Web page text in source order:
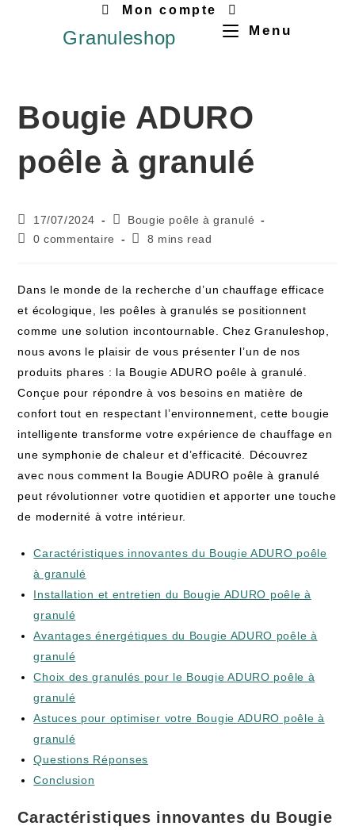
Mon compte
Granuleshop Menu
Bougie ADURO
poêle à granulé
17/07/2024
Bougie poêle à granulé
0 commentaire
8 mins read
Dans le monde de la recherche d’un chauffage efficace
et écologique, les poêles à granulés se positionnent
comme une solution incontournable. Chez Granuleshop,
nous avons le plaisir de vous présenter l’un de nos
produits phares : la Bougie ADURO poêle à granulé.
Conçue pour répondre à vos besoins en matière de
confort tout en respectant l’environnement, cette bougie
intelligente transforme votre expérience de chauffage en
une symphonie de chaleur et d’efficacité. Découvrez
avec nous comment la Bougie ADURO poêle à granulé
peut révolutionner votre quotidien et apporter une touche
de modernité à votre intérieur.
Caractéristiques innovantes du Bougie ADURO poêle
à granulé
Installation et entretien du Bougie ADURO poêle à
granulé
Avantages énergétiques du Bougie ADURO poêle à
granulé
Choix des granulés pour le Bougie ADURO poêle à
granulé
Astuces pour optimiser votre Bougie ADURO poêle à
granulé
Questions Réponses
Conclusion
Caractéristiques innovantes du Bougie